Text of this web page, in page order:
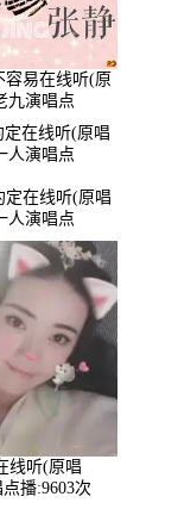
容易在线听(原
九演唱点
定在线听(原唱
人演唱点
线听(原唱
播:9603次